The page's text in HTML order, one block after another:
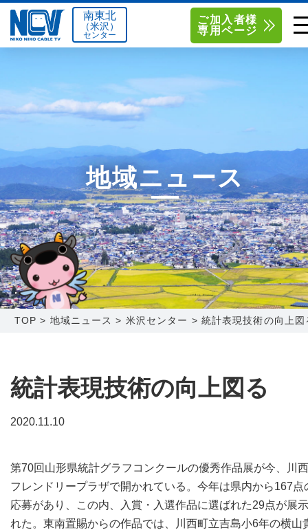
南東北センター（福島）
函館センター 0138-34-2525
新潟センター 025-210-1200
単品料金
お得なセットプラン
料金シミュレーション
サポート
Q&A
センター情報
採用情報
お問い合わせ
お申し込み
〒992-0044
山形県米沢市春日四丁目2-75
0238-24-2525
営業時間 9:00～18:00
南東北センター(福島)
〒960-8252
福島県福島市御山字一本松17-1-
1
0120-173-577
営業時間 9:15～18:00
〒041-0801
北海道函館市桔梗町379-31
0138-34-2525
営業時間 9:00～18:00
〒950-1189
新潟県新潟市西区山田2310-39
025-210-1200
営業時間 9:00～18:00
南東北
（米沢）
センター
ご加入者様
専用ページ
地域ニュース
TOP > 地域ニュース > 米沢センター > 統計表現技術の向上図
統計表現技術の向上図る
2020.11.10
第70回山形県統計グラフコンクールの優秀作品展が今、川
フレンドリープラザで開かれている。今年は県内から167点
応募があり、この内、入賞・入選作品に選ばれた29点が展
れた。東南置賜からの作品では、川西町立吉島小6年の横山